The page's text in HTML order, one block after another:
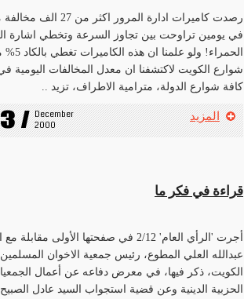
رصدت كاميرات ادارة المرور اكثر من 27
في يومين تراوحت بين تجاوز السرعة وتخطي اشارة
الحمراء! ولو علمنا ان هذه
شوارع الكويت لاكتشفنا ان معدل المخالفات اليومية
كافة شوارع الدولة، مترامية الاطراف، تزيد ..
/ December
2000
المزيد
قراءة في فكر ما
أجرت 'الرأي العام' 2/12 في صفحتها الأولى مقابلة
عبدالله العلي المطوع، رئيس جمعية الاخوان
الكويت، ذكر فيها، في معرض دفاعه عن أعمال
الحزبية الدينية وعن قضية استجواب السيد عادل